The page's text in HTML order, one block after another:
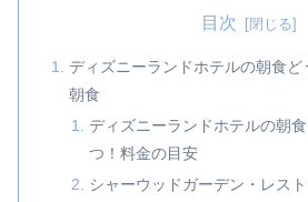
目次
ディズニーランドホテルの朝食
朝食
ディズニーランドホテルの朝
つ！料金の目安
シャーウッドガーデン・レス